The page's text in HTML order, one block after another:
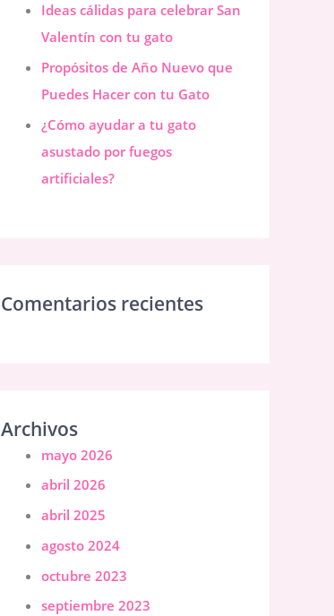
Ideas cálidas para celebrar San
Valentín con tu gato
Propósitos de Año Nuevo que
Puedes Hacer con tu Gato
¿Cómo ayudar a tu gato
asustado por fuegos
artificiales?
Comentarios recientes
Archivos
mayo 2026
abril 2026
abril 2025
agosto 2024
octubre 2023
septiembre 2023